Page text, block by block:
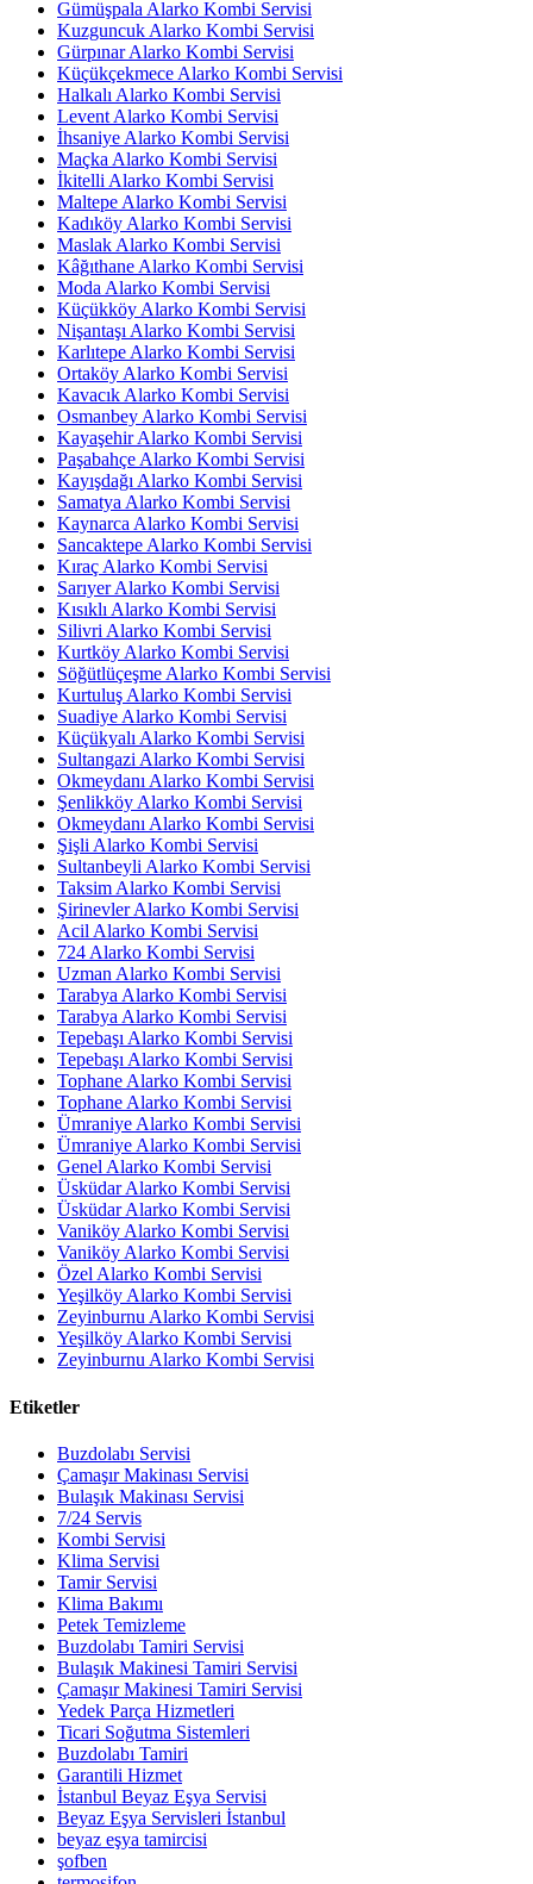
Gümüşpala Alarko Kombi Servisi
Kuzguncuk Alarko Kombi Servisi
Gürpınar Alarko Kombi Servisi
Küçükçekmece Alarko Kombi Servisi
Halkalı Alarko Kombi Servisi
Levent Alarko Kombi Servisi
İhsaniye Alarko Kombi Servisi
Maçka Alarko Kombi Servisi
İkitelli Alarko Kombi Servisi
Maltepe Alarko Kombi Servisi
Kadıköy Alarko Kombi Servisi
Maslak Alarko Kombi Servisi
Kâğıthane Alarko Kombi Servisi
Moda Alarko Kombi Servisi
Küçükköy Alarko Kombi Servisi
Nişantaşı Alarko Kombi Servisi
Karlıtepe Alarko Kombi Servisi
Ortaköy Alarko Kombi Servisi
Kavacık Alarko Kombi Servisi
Osmanbey Alarko Kombi Servisi
Kayaşehir Alarko Kombi Servisi
Paşabahçe Alarko Kombi Servisi
Kayışdağı Alarko Kombi Servisi
Samatya Alarko Kombi Servisi
Kaynarca Alarko Kombi Servisi
Sancaktepe Alarko Kombi Servisi
Kıraç Alarko Kombi Servisi
Sarıyer Alarko Kombi Servisi
Kısıklı Alarko Kombi Servisi
Silivri Alarko Kombi Servisi
Kurtköy Alarko Kombi Servisi
Söğütlüçeşme Alarko Kombi Servisi
Kurtuluş Alarko Kombi Servisi
Suadiye Alarko Kombi Servisi
Küçükyalı Alarko Kombi Servisi
Sultangazi Alarko Kombi Servisi
Okmeydanı Alarko Kombi Servisi
Şenlikköy Alarko Kombi Servisi
Okmeydanı Alarko Kombi Servisi
Şişli Alarko Kombi Servisi
Sultanbeyli Alarko Kombi Servisi
Taksim Alarko Kombi Servisi
Şirinevler Alarko Kombi Servisi
Acil Alarko Kombi Servisi
724 Alarko Kombi Servisi
Uzman Alarko Kombi Servisi
Tarabya Alarko Kombi Servisi
Tarabya Alarko Kombi Servisi
Tepebaşı Alarko Kombi Servisi
Tepebaşı Alarko Kombi Servisi
Tophane Alarko Kombi Servisi
Tophane Alarko Kombi Servisi
Ümraniye Alarko Kombi Servisi
Ümraniye Alarko Kombi Servisi
Genel Alarko Kombi Servisi
Üsküdar Alarko Kombi Servisi
Üsküdar Alarko Kombi Servisi
Vaniköy Alarko Kombi Servisi
Vaniköy Alarko Kombi Servisi
Özel Alarko Kombi Servisi
Yeşilköy Alarko Kombi Servisi
Zeyinburnu Alarko Kombi Servisi
Yeşilköy Alarko Kombi Servisi
Zeyinburnu Alarko Kombi Servisi
Etiketler
Buzdolabı Servisi
Çamaşır Makinası Servisi
Bulaşık Makinası Servisi
7/24 Servis
Kombi Servisi
Klima Servisi
Tamir Servisi
Klima Bakımı
Petek Temizleme
Buzdolabı Tamiri Servisi
Bulaşık Makinesi Tamiri Servisi
Çamaşır Makinesi Tamiri Servisi
Yedek Parça Hizmetleri
Ticari Soğutma Sistemleri
Buzdolabı Tamiri
Garantili Hizmet
İstanbul Beyaz Eşya Servisi
Beyaz Eşya Servisleri İstanbul
beyaz eşya tamircisi
şofben